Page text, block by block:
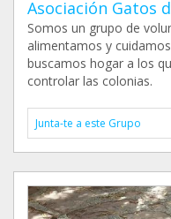
Asociación Gatos
Somos un grupo de
alimentamos y
buscamos hogar a los
controlar las colonias.
Junta-te a este Grupo